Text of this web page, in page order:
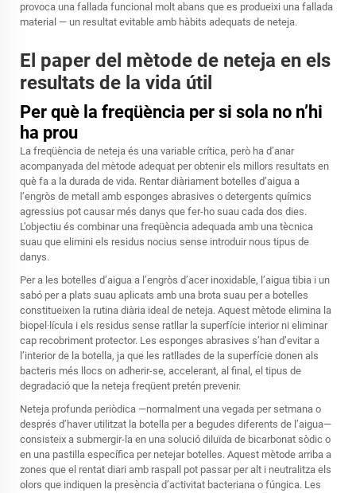
provoca una fallada funcional molt abans que es produeixi una fallada
material — un resultat evitable amb hàbits adequats de neteja.
El paper del mètode de neteja en els
resultats de la vida útil
Per què la freqüència per si sola no n’hi
ha prou
La freqüència de neteja és una variable crítica, però ha d’anar
acompanyada del mètode adequat per obtenir els millors resultats en
què fa a la durada de vida. Rentar diàriament botelles d’aigua a
l’engròs de metall amb esponges abrasives o detergents químics
agressius pot causar més danys que fer-ho suau cada dos dies.
L’objectiu és combinar una freqüència adequada amb una tècnica
suau que elimini els residus nocius sense introduir nous tipus de
danys.
Per a les botelles d’aigua a l’engròs d’acer inoxidable, l’aigua tibia i un
sabó per a plats suau aplicats amb una brota suau per a botelles
constitueixen la rutina diària ideal de neteja. Aquest mètode elimina la
biopel·lícula i els residus sense ratllar la superfície interior ni eliminar
cap recobriment protector. Les esponges abrasives s’han d’evitar a
l’interior de la botella, ja que les ratllades de la superfície donen als
bacteris més llocs on adherir-se, accelerant, al final, el tipus de
degradació que la neteja freqüent pretén prevenir.
Neteja profunda periòdica —normalment una vegada per setmana o
després d’haver utilitzat la botella per a begudes diferents de l’aigua—
consisteix a submergir-la en una solució diluïda de bicarbonat sòdic o
en una pastilla específica per netejar botelles. Aquest mètode arriba a
zones que el rentat diari amb raspall pot passar per alt i neutralitza els
olors que indiquen la presència d’activitat bacteriana o fúngica. Les